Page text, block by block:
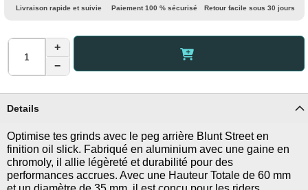
Livraison rapide et suivie Paiement 100 % sécurisé Retour facile sous 30 jours
+
−
Details
Optimise tes grinds avec le peg arrière Blunt Street en
finition oil slick. Fabriqué en aluminium avec une gaine en
chromoly, il allie légèreté et durabilité pour des
performances accrues. Avec une Hauteur Totale de 60 mm